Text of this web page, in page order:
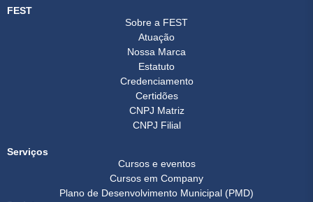
FEST
Sobre a FEST
Atuação
Nossa Marca
Estatuto
Credenciamento
Certidões
CNPJ Matriz
CNPJ Filial
Serviços
Cursos e eventos
Cursos em Company
Plano de Desenvolvimento Municipal (PMD)